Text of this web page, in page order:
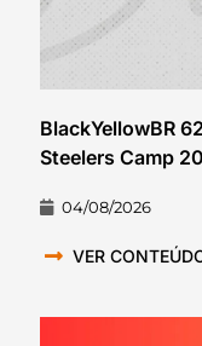
BlackYellowBR
Steelers Camp
04/08/2026
VER